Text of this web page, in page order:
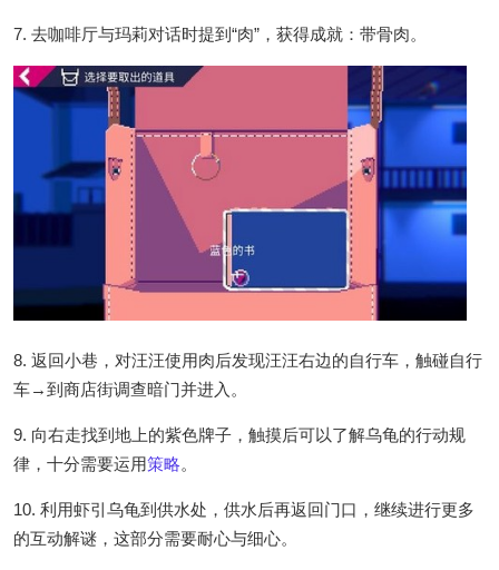
7. 去咖啡厅与玛莉对话时提到“肉”，获得成就：带骨肉。
8. 返回小巷，对汪汪使用肉后发现汪汪右边的自行车，触碰自行
车→到商店街调查暗门并进入。
9. 向右走找到地上的紫色牌子，触摸后可以了解乌龟的行动规
律，十分需要运用策略。
10. 利用虾引乌龟到供水处，供水后再返回门口，继续进行更多
的互动解谜，这部分需要耐心与细心。